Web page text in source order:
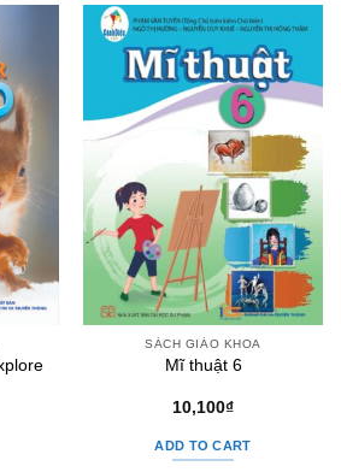
SÁCH GIÁO KHOA
Mĩ thuật 6
10,100₫
ADD TO CART